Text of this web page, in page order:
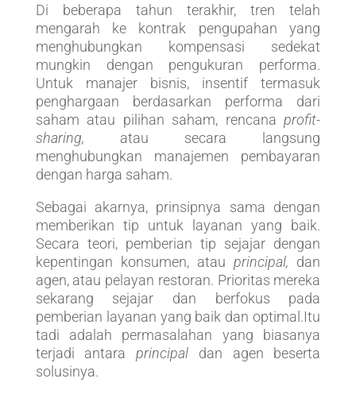
Di beberapa tahun terakhir, tren telah
mengarah ke kontrak pengupahan yang
menghubungkan kompensasi sedekat
mungkin dengan pengukuran performa.
Untuk manajer bisnis, insentif termasuk
penghargaan berdasarkan performa dari
saham atau pilihan saham, rencanaprofit-
sharing, atau secara langsung
menghubungkan manajemen pembayaran
dengan harga saham.
Sebagai akarnya, prinsipnya sama dengan
memberikan tip untuk layanan yang baik.
Secara teori, pemberian tip sejajar dengan
kepentingan konsumen, atauprincipal, dan
agen, atau pelayan restoran. Prioritas mereka
sekarang sejajar dan berfokus pada
pemberian layanan yang baik dan optimal.Itu
tadi adalah permasalahan yang biasanya
terjadi antaraprincipal dan agen beserta
solusinya.